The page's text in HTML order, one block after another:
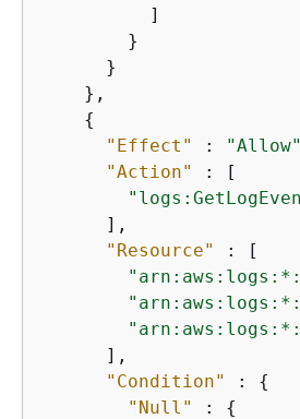
          ]
        }
      }
    },
{
"Effect"
: "Allow"
"Action"
: [
      ],
"Resource"
: [
      ],
"Condition"
: {
"Null"
: {